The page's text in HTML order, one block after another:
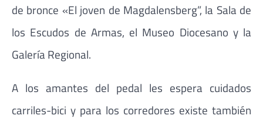
de bronce «El joven de Magdalensberg”, la Sala de
los Escudos de Armas, el Museo Diocesano y la
Galería Regional.
A los amantes del pedal les espera cuidados
carriles-bici y para los corredores existe también